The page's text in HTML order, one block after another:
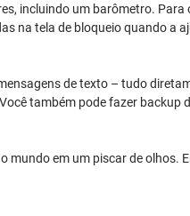
incluindo um barômetro.
na tela de bloqueio quando a
de texto – tudo
também pode fazer
em um piscar de